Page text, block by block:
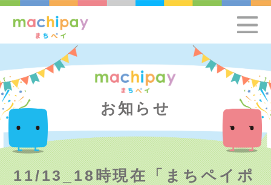
お知らせ
11/13_18時現在「まちペイポ